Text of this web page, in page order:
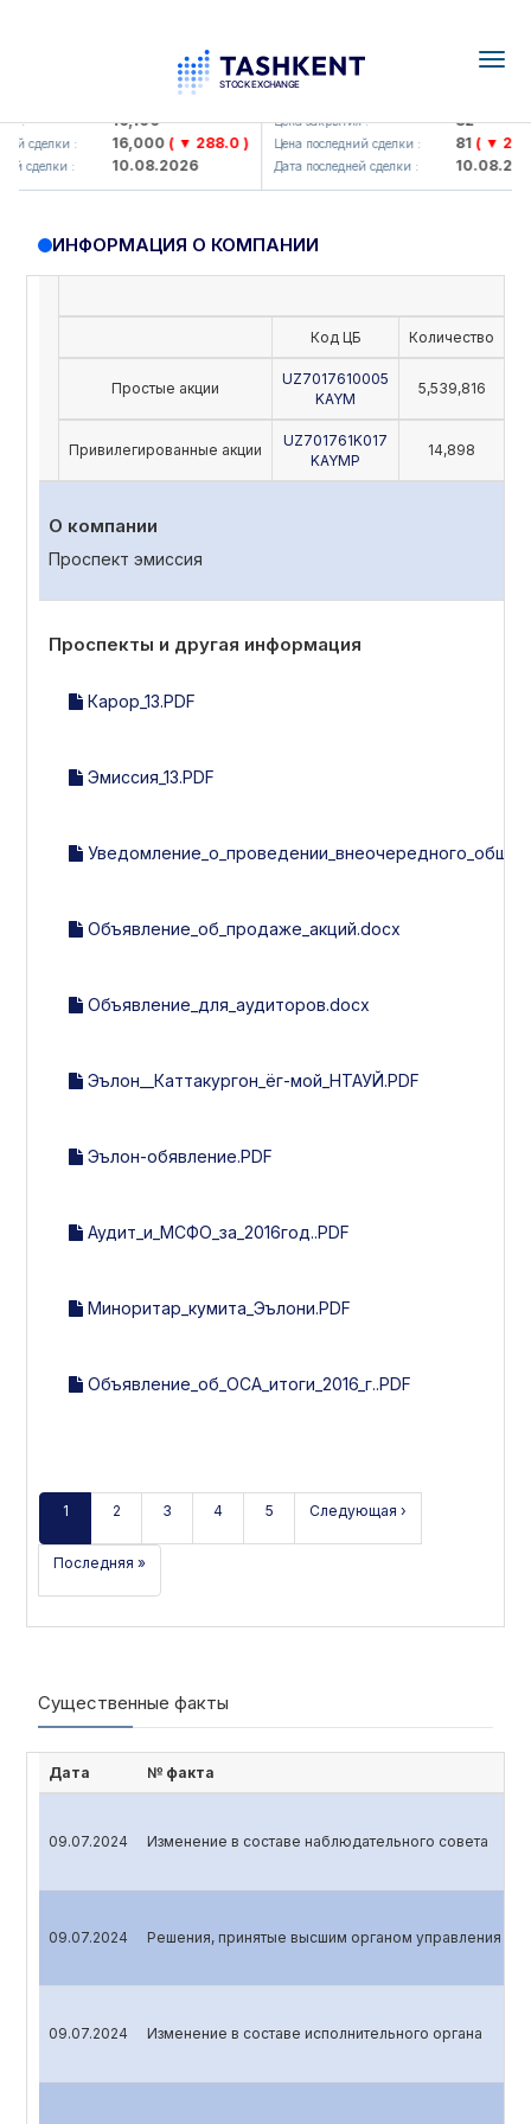
: 16,100
сделки : 16,000( ▼ 288.0 )
сделки : 10.08.2026
KFSK (<Kafolat sug'urta
Цена закрытия : 82
Цена последний сделки : 81( ▼ 2.91 )
Дата последней сделки : 10.08.2026
ИНФОРМАЦИЯ О КОМПАНИИ
Код ЦБ Количество
Простые акции
UZ7017610005
KAYM
5,539,816
Привилегированные акции
UZ701761K017
KAYMP
14,898
О компании
Проспект эмиссия
Проспекты и другая информация
Карор_13.PDF
Эмиссия_13.PDF
Объявление_об_продаже_акций.docx
Объявление_для_аудиторов.docx
Эълон__Каттакургон_ёг-мой_НТАУЙ.PDF
Эълон-обявление.PDF
Аудит_и_МСФО_за_2016год..PDF
Миноритар_кумита_Эълони.PDF
Объявление_об_ОСА_итоги_2016_г..PDF
1 2 3 4 5 Следующая ›
Последняя »
Существенные факты
Дата № факта
09.07.2024 Изменение в составе наблюдательного совета
09.07.2024 Решения, принятые высшим органом управления
09.07.2024 Изменение в составе исполнительного органа